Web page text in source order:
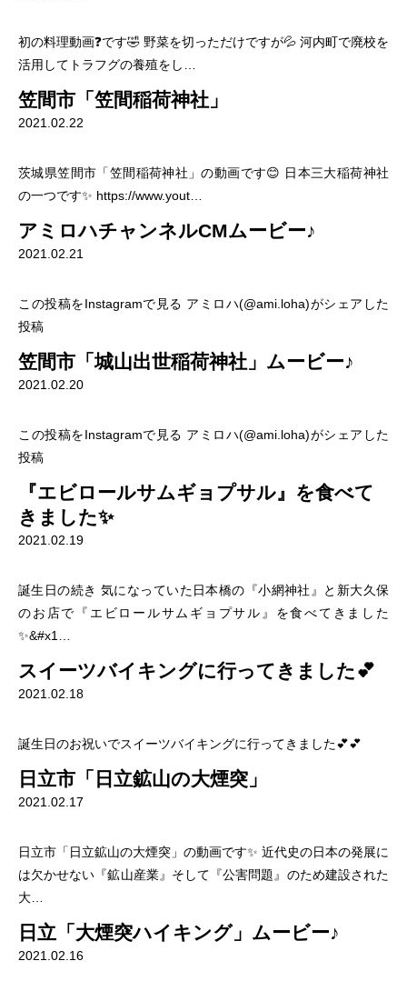
初の料理動画❓です🤣 野菜を切っただけですが💦 河内町で廃校を
活用してトラフグの養殖をし…
笠間市「笠間稲荷神社」
2021.02.22
茨城県笠間市「笠間稲荷神社」の動画です😊 日本三大稲荷神社
の一つです✨ https://www.yout…
アミロハチャンネルCMムービー♪
2021.02.21
この投稿をInstagramで見る アミロハ(@ami.loha)がシェアした
投稿
笠間市「城山出世稲荷神社」ムービー♪
2021.02.20
この投稿をInstagramで見る アミロハ(@ami.loha)がシェアした
投稿
『エビロールサムギョプサル』を食べて
きました✨
2021.02.19
誕生日の続き 気になっていた日本橋の『小網神社』と新大久保
のお店で『エビロールサムギョプサル』を食べてきました
✨&#x1…
スイーツバイキングに行ってきました💕
2021.02.18
誕生日のお祝いでスイーツバイキングに行ってきました💕💕
日立市「日立鉱山の大煙突」
2021.02.17
日立市「日立鉱山の大煙突」の動画です✨ 近代史の日本の発展に
は欠かせない『鉱山産業』そして『公害問題』のため建設された
大…
日立「大煙突ハイキング」ムービー♪
2021.02.16